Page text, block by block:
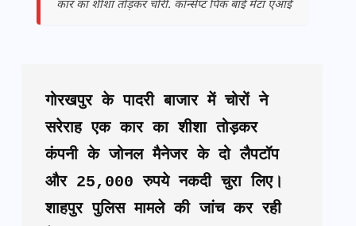
कार का शीशा तोड़कर चोरी. कॉन्सेप्ट पिक बाई मेटा एआई
गोरखपुर के पादरी बाजार में चोरों ने
सरेराह एक कार का शीशा तोड़कर
कंपनी के जोनल मैनेजर के दो लैपटॉप
और 25,000 रुपये नकदी चुरा लिए।
शाहपुर पुलिस मामले की जांच कर रही